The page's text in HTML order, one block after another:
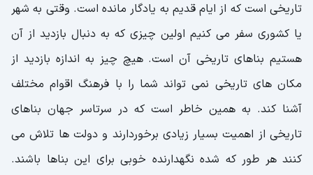
تاریخی است که از ایام قدیم به یادگار مانده است. وقتی به شهر
یا کشوری سفر می کنیم اولین چیزی که به دنبال بازدید از آن
هستیم بناهای تاریخی آن است. هیچ چیز به اندازه بازدید از
مکان های تاریخی نمی تواند شما را با فرهنگ اقوام مختلف
آشنا کند. به همین خاطر است که در سرتاسر جهان بناهای
تاریخی از اهمیت بسیار زیادی برخوردارند و دولت ها تلاش می
کنند هر طور که شده نگهدارنده خوبی برای این بناها باشند.